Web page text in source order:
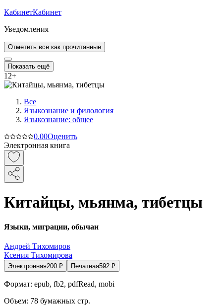
КабинетКабинет
Уведомления
Отметить все как прочитанные
Показать ещё
12+
Все
Языкознание и филология
Языкознание: общее
0.00Оценить
Электронная книга
Китайцы, мьянма, тибетцы
Языки, миграции, обычаи
Андрей Тихомиров
Ксения Тихомирова
Электронная200 ₽ Печатная592 ₽
Формат: epub, fb2, pdfRead, mobi
Объем: 78 бумажных стр.